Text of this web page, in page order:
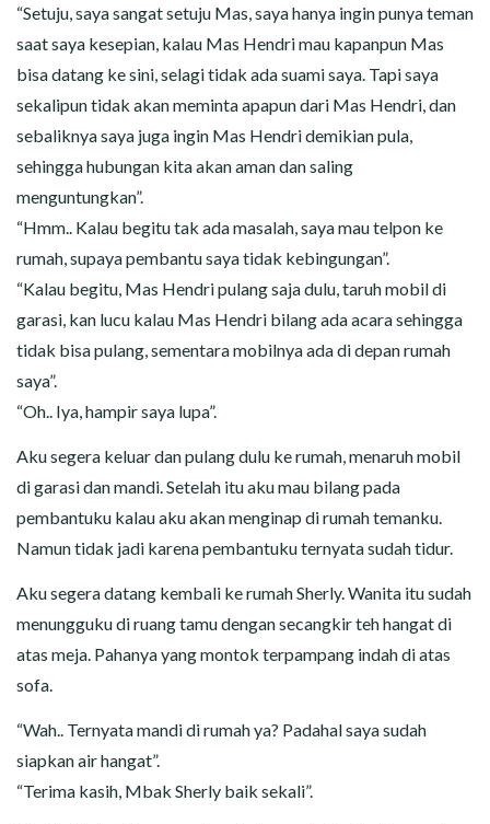
“Setuju, saya sangat setuju Mas, saya hanya ingin punya teman
saat saya kesepian, kalau Mas Hendri mau kapanpun Mas
bisa datang ke sini, selagi tidak ada suami saya. Tapi saya
sekalipun tidak akan meminta apapun dari Mas Hendri, dan
sebaliknya saya juga ingin Mas Hendri demikian pula,
sehingga hubungan kita akan aman dan saling
menguntungkan”.
“Hmm.. Kalau begitu tak ada masalah, saya mau telpon ke
rumah, supaya pembantu saya tidak kebingungan”.
“Kalau begitu, Mas Hendri pulang saja dulu, taruh mobil di
garasi, kan lucu kalau Mas Hendri bilang ada acara sehingga
tidak bisa pulang, sementara mobilnya ada di depan rumah
saya”.
“Oh.. Iya, hampir saya lupa”.
Aku segera keluar dan pulang dulu ke rumah, menaruh mobil
di garasi dan mandi. Setelah itu aku mau bilang pada
pembantuku kalau aku akan menginap di rumah temanku.
Namun tidak jadi karena pembantuku ternyata sudah tidur.
Aku segera datang kembali ke rumah Sherly. Wanita itu sudah
menungguku di ruang tamu dengan secangkir teh hangat di
atas meja. Pahanya yang montok terpampang indah di atas
sofa.
“Wah.. Ternyata mandi di rumah ya? Padahal saya sudah
siapkan air hangat”.
“Terima kasih, Mbak Sherly baik sekali”.